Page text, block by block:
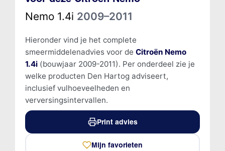
Nemo 1.4i 2009–2011
Hieronder vind je het complete
smeermiddelenadvies voor de Citroën Nemo
1.4i(bouwjaar 2009-2011). Per onderdeel zie je
welke producten Den Hartog adviseert,
inclusief vulhoeveelheden en
verversingsintervallen.
Print advies
Mijn favorieten